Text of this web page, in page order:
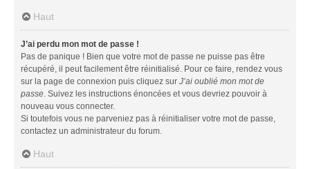
Haut
J’ai perdu mon mot de passe !
Pas de panique ! Bien que votre mot de passe ne puisse pas être
récupéré, il peut facilement être réinitialisé. Pour ce faire, rendez vous
sur la page de connexion puis cliquez sur J’ai oublié mon mot de
passe. Suivez les instructions énoncées et vous devriez pouvoir à
nouveau vous connecter.
Si toutefois vous ne parveniez pas à réinitialiser votre mot de passe,
contactez un administrateur du forum.
Haut